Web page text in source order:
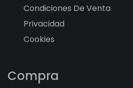
Condiciones De Venta
Privacidad
Cookies
Compra